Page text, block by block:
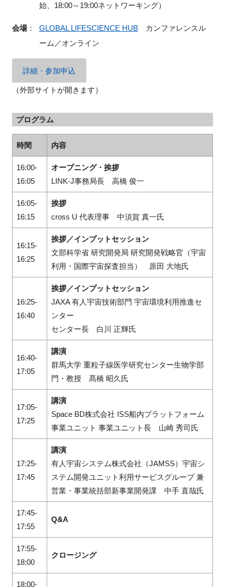
始、18:00～19:00ネットワーキング）
会場： GLOBAL LIFESCIENCE HUBカンファレンスル
ーム／オンライン
詳細・参加申込
（外部サイトが開きます）
プログラム
時間 内容
16:00-
16:05
オープニング・挨拶
LINK-J事務局長 高橋 俊一
16:05-
16:15
挨拶
cross U 代表理事 中須賀 真一氏
16:15-
16:25
挨拶／インプットセッション
文部科学省 研究開発局 研究開発戦略官（宇宙
利用・国際宇宙探査担当） 原田 大地氏
16:25-
16:40
挨拶／インプットセッション
JAXA 有人宇宙技術部門 宇宙環境利用推進セ
ンター
センター長 白川 正輝氏
16:40-
17:05
講演
群馬大学 重粒子線医学研究センター生物学部
門・教授 髙橋 昭久氏
17:05-
17:25
講演
Space BD株式会社 ISS船内プラットフォーム
事業ユニット 事業ユニット長 山崎 秀司氏
17:25-
17:45
講演
有人宇宙システム株式会社（JAMSS）宇宙シ
ステム開発ユニット利用サービスグループ 兼
営業・事業統括部新事業開発課 中手 直哉氏
17:45-
17:55
Q&A
17:55-
18:00
クロージング
18:00-